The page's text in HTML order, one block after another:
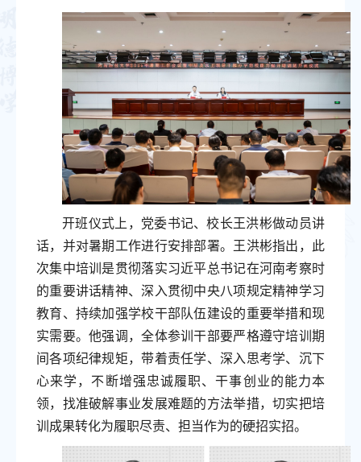
开班仪式上，党委书记、校长王洪彬做动员讲
话，并对暑期工作进行安排部署。王洪彬指出，此
次集中培训是贯彻落实习近平总书记在河南考察时
的重要讲话精神、深入贯彻中央八项规定精神学习
教育、持续加强学校干部队伍建设的重要举措和现
实需要。他强调，全体参训干部要严格遵守培训期
间各项纪律规矩，带着责任学、深入思考学、沉下
心来学，不断增强忠诚履职、干事创业的能力本
领，找准破解事业发展难题的方法举措，切实把培
训成果转化为履职尽责、担当作为的硬招实招。